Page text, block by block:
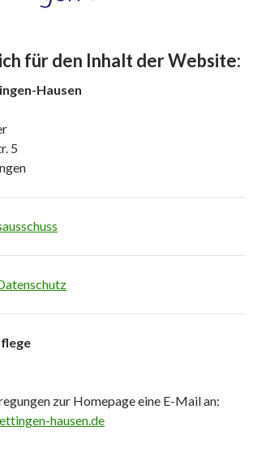
für den Inhalt der Website:
Hausen
5
zur Homepage eine E-Mail an:
hausen.de